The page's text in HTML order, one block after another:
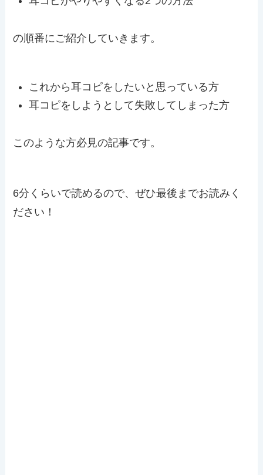
の順番にご紹介していきます。
これから耳コピをしたいと思っている方
耳コピをしようとして失敗してしまった方
このような方必見の記事です。
6分くらいで読めるので、ぜひ最後までお読みく
ださい！